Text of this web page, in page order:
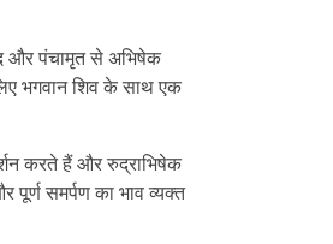
और पंचामृत से अभिषेक
भगवान शिव के साथ एक
करते हैं और रुद्राभिषेक
समर्पण का भाव व्यक्त